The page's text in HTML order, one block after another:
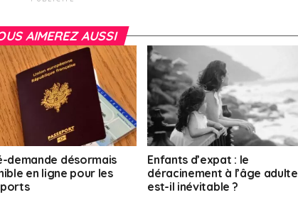
AIMEREZ AUSSI
demande désormais
en ligne pour les
Enfants d’expat : le
déracinement à l’âge adulte
est-il inévitable ?